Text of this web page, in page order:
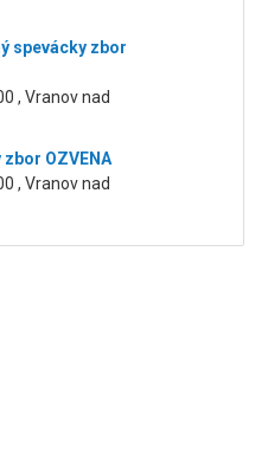
spevácky zbor
, Vranov nad
OZVENA
, Vranov nad